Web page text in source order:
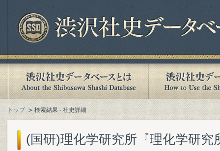
トップ 検索結果 - 社史詳細
(国研)理化学研究所『理化学研